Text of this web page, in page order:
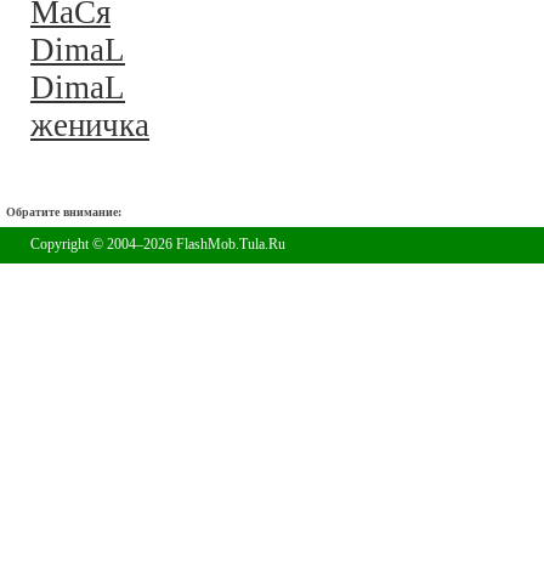
MaСя
DimaL
DimaL
женичка
Обратите внимание:
Copyright © 2004–2026 FlashMob.Tula.Ru